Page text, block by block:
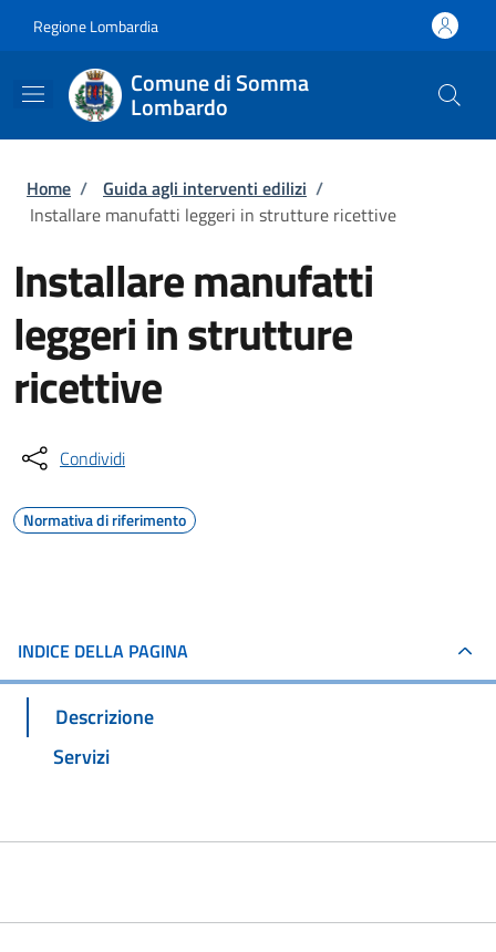
Regione Lombardia
Comune di Somma
Lombardo
Briciole di pane
Home / Guida agli interventi edilizi /
Installare manufatti leggeri in strutture ricettive
Installare manufatti
leggeri in strutture
ricettive
Condividi
Normativa di riferimento
INDICE DELLA PAGINA
Descrizione
Servizi